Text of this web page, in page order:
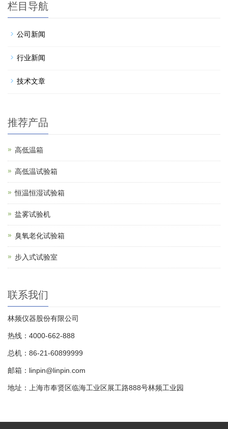
栏目导航
公司新闻
行业新闻
技术文章
推荐产品
高低温箱
高低温试验箱
恒温恒湿试验箱
盐雾试验机
臭氧老化试验箱
步入式试验室
联系我们
林频仪器股份有限公司
热线：4000-662-888
总机：86-21-60899999
邮箱：linpin@linpin.com
地址：上海市奉贤区临海工业区展工路888号林频工业园